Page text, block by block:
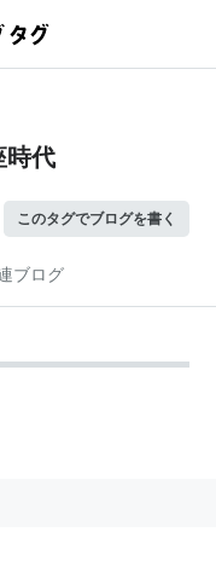
時代
このタグでブログを書く
ブログ